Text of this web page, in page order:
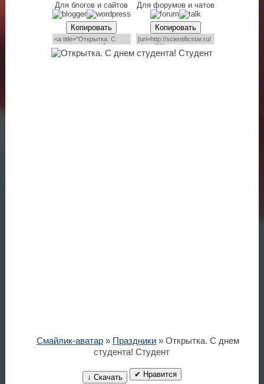
Для блогов и сайтов Для форумов и чатов
Копировать Копировать
Смайлик-аватар» Праздники» Открытка. С днем
студента! Студент
↓ Скачать ✔ Нравится